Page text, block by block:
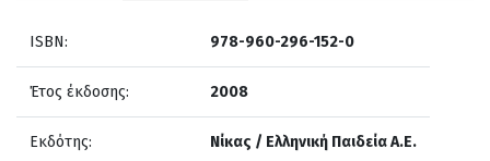
ISBN: 978-960-296-152-0
Έτος έκδοσης: 2008
Εκδότης: Νίκας / Ελληνική Παιδεία Α.Ε.